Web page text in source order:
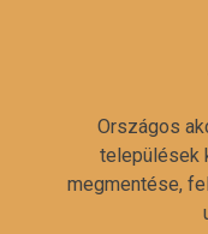
Országos
települések
megmentése,